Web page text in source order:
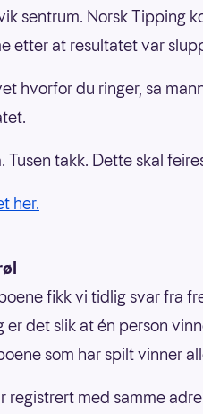
sentrum. Norsk Tipping
etter at resultatet var
hvorfor du ringer, sa
Tusen takk. Dette skal
her.
fikk vi tidlig svar fra
det slik at én person
som har spilt vinner
registrert med samme